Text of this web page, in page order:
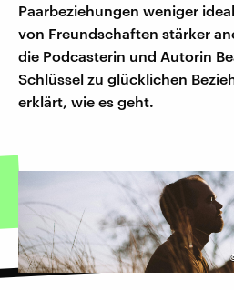
Paarbeziehungen weniger
von Freundschaften stärker
die Podcasterin und Autorin
Schlüssel zu glücklichen
erklärt, wie es geht.